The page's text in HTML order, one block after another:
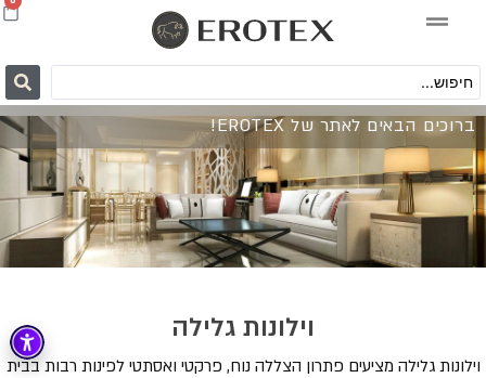
ברוכים הבאים לאתר של EROTEX!
וילונות גלילה
וילונות גלילה מציעים פתרון הצללה נוח, פרקטי ואסתטי לפינות רבות בבית